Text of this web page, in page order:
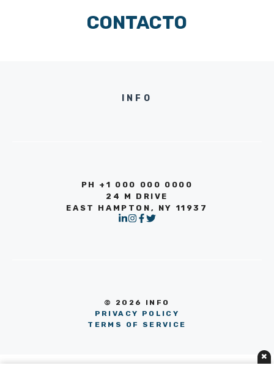
CONTACTO
INFO
PH +1 000 000 0000
24 M DRIVE
EAST HAMPTON, NY 11937
© 2026 INFO
PRIVACY POLICY
TERMS OF SERVICE
×